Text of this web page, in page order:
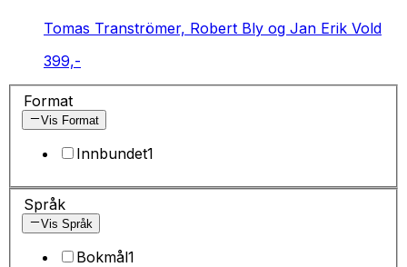
Tomas Tranströmer, Robert Bly og Jan Erik Vold
399,-
Format
Vis Format
Innbundet1
Språk
Vis Språk
Bokmål1